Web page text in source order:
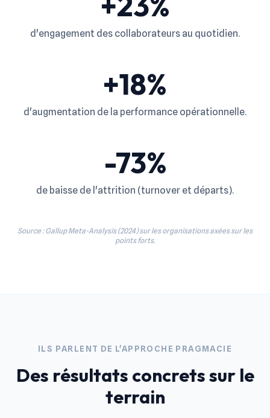
d'engagement des collaborateurs au quotidien.
+18%
d'augmentation de la performance opérationnelle.
-73%
de baisse de l'attrition (turnover et départs).
Source : Gallup Meta-Analysis (2024) sur les organisations axées sur les
points forts.
ILS PARLENT DE L'APPROCHE PRAGMACIE
Des résultats concrets sur le
terrain